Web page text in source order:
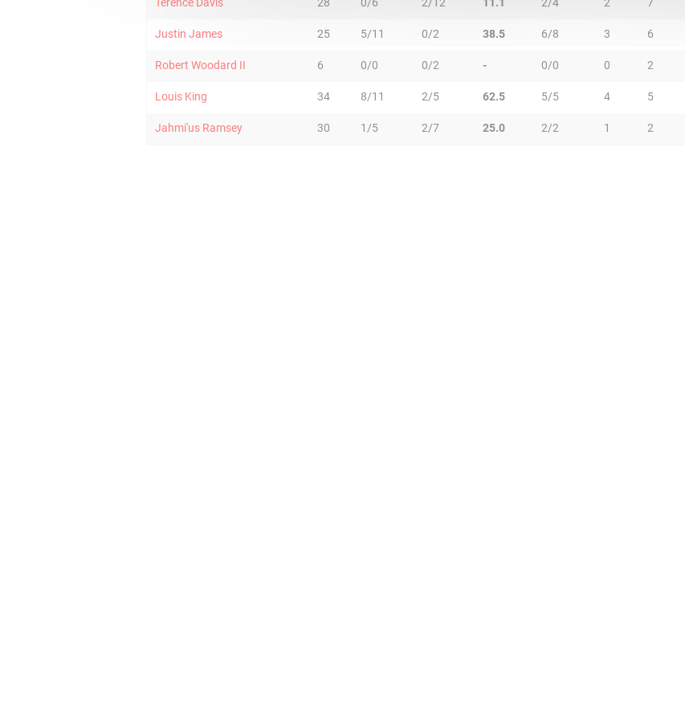
Justin James 25 5/11 0/2 38.5 6/8 3 6
Robert Woodard II 6 0/0 0/2 - 0/0 0 2
Louis King 34 8/11 2/5 62.5 5/5 4 5
Jahmi'us Ramsey 30 1/5 2/7 25.0 2/2 1 2